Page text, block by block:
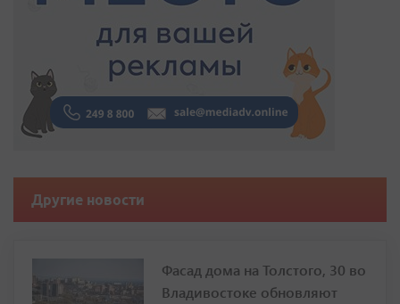
Другие новости
Фасад дома на Толстого, 30 во
Владивостоке обновляют